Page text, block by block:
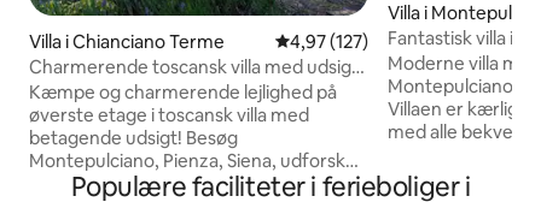
Villa i Chianciano Terme 4,97 ud af 5 i gennemsnitlig
4,97 (127)
Charmerende toscansk villa med udsigt
til familie og venner
Kæmpe og charmerende lejlighed på
øverste etage i toscansk villa med
betagende udsigt! Besøg
Montepulciano, Pienza, Siena, udforsk
landet, vinmarker og varme kilder,
Villa i
Fantastisk villa i
PARKERING
Moderne villa
Montepulciano,
Villaen er kærligt
med alle
udsigt over det
Populære faciliteter i ferieboliger i